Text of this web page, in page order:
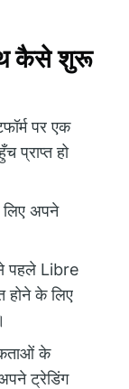
कैसे शुरू
पर एक
प्राप्त हो
अपने
से पहले Libre
होने के लिए
के
ट्रेडिंग